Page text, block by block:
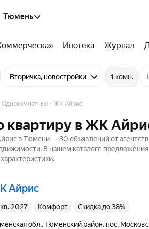
Тюмень
Ипотека Журнал
Вторичка, новостройки 1 комн.
Однокомнатные ЖК Айрис
квартиру в ЖК
в Тюмени — 30 объявлений от
В нашем каталоге
ЖК Айрис
3 кв. 2027 комфорт Скидка до 38%
обл.,Тюменский район, пос.